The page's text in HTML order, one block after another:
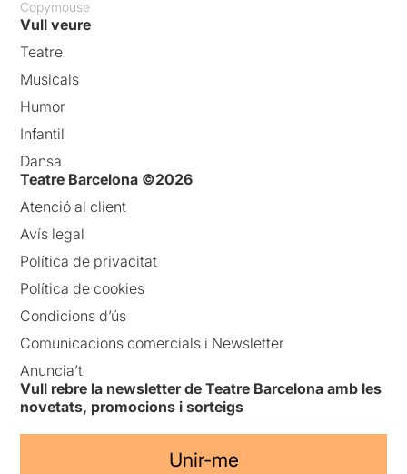
Copymouse
Vull veure
Teatre
Musicals
Humor
Infantil
Dansa
Teatre Barcelona ©2026
Atenció al client
Avís legal
Política de privacitat
Política de cookies
Condicions d’ús
Comunicacions comercials i Newsletter
Anuncia’t
Vull rebre la newsletter de Teatre Barcelona amb les
novetats, promocions i sorteigs
Unir-me